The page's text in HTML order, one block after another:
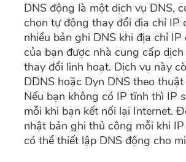
DNS động là một dịch vụ DNS,
chọn tự động thay đổi địa chỉ IP
nhiều bản ghi DNS khi địa chỉ IP
của bạn được nhà cung cấp
thay đổi linh hoạt. Dịch vụ này
DDNS hoặc Dyn DNS theo
Nếu bạn không có IP tĩnh thì IP
mỗi khi bạn kết nối lại Internet.
nhật bản ghi thủ công mỗi khi
có thể thiết lập DNS động cho